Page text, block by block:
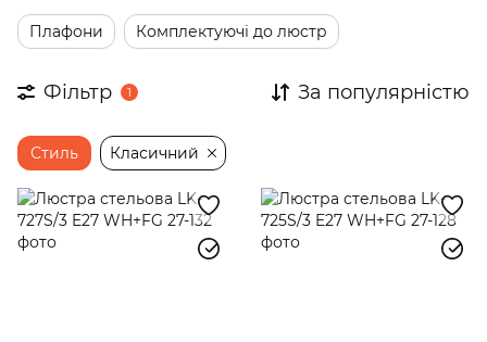
Плафони Комплектуючі до люстр
Фільтр 1 За популярністю
Стиль Класичний